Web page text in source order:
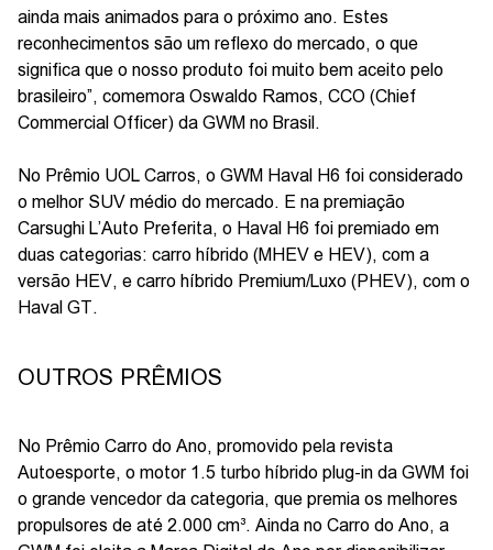
ainda mais animados para o próximo ano. Estes
reconhecimentos são um reflexo do mercado, o que
significa que o nosso produto foi muito bem aceito pelo
brasileiro”, comemora Oswaldo Ramos, CCO (Chief
Commercial Officer) da GWM no Brasil.
No Prêmio UOL Carros, o GWM Haval H6 foi considerado
o melhor SUV médio do mercado. E na premiação
Carsughi L’Auto Preferita, o Haval H6 foi premiado em
duas categorias: carro híbrido (MHEV e HEV), com a
versão HEV, e carro híbrido Premium/Luxo (PHEV), com o
Haval GT.
OUTROS PRÊMIOS
No Prêmio Carro do Ano, promovido pela revista
Autoesporte, o motor 1.5 turbo híbrido plug-in da GWM foi
o grande vencedor da categoria, que premia os melhores
propulsores de até 2.000 cm³. Ainda no Carro do Ano, a